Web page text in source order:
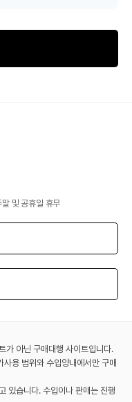
및 공휴일 휴무
가 아닌 구매대행 사이트입니다.
용 범위와 수입양내에서만 구매
있습니다. 수입이나 판매는 진행